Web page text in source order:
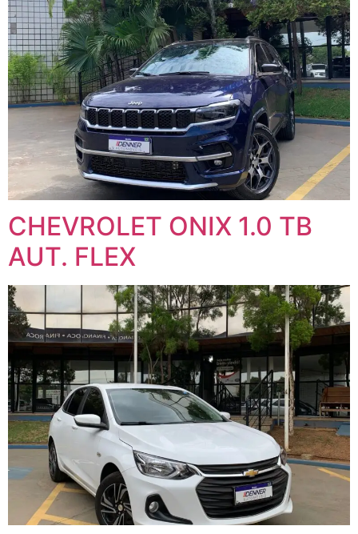
CHEVROLET ONIX 1.0 TB
AUT. FLEX